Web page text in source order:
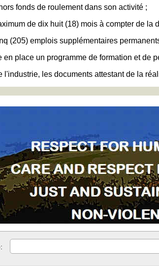
fonds de roulement dans son activité ;
de dix huit (18) mois à compter de la
(205) emplois supplémentaires
place un programme de formation et de
les documents attestant de la